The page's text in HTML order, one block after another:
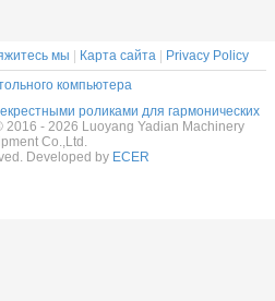
мы | Карта сайта | Privacy Policy
компьютера
роликами для гармонических
2016 - 2026 Luoyang Yadian Machinery
Co.,Ltd.
Developed by ECER